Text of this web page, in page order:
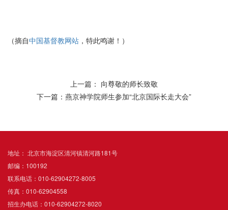
（摘自中国基督教网站 ，特此鸣谢！）
上一篇： 向尊敬的师长致敬
下一篇：燕京神学院师生参加“北京国际长走大会”
地址： 北京市海淀区清河镇清河路181号
邮编：100192
联系电话：010-62904272-8005
传真：010-62904558
招生办电话：010-62904272-8020